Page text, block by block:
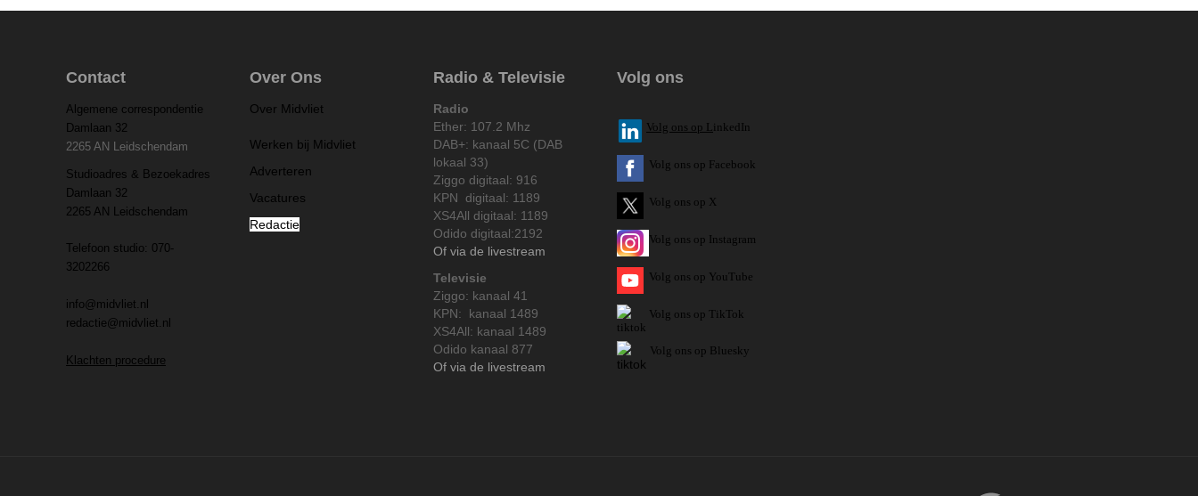
Contact
Algemene correspondentie
Damlaan 32
2265 AN Leidschendam
Studioadres & Bezoekadres
Damlaan 32
2265 AN Leidschendam
Telefoon studio: 070-
3202266
info@midvliet.nl
redactie@midvliet.nl
Klachten procedure
Over Ons
Over Midvliet
Werken bij Midvliet
Adverteren
Vacatures
Redactie
Radio & Televisie
Radio
Ether: 107.2 Mhz
DAB+: kanaal 5C (DAB
lokaal 33)
Ziggo digitaal: 916
KPN digitaal: 1189
XS4All digitaal: 1189
Odido digitaal:2192
Of via de livestream
Televisie
Ziggo: kanaal 41
KPN: kanaal 1489
XS4All: kanaal 1489
Odido kanaal 877
Of via de livestream
Volg ons
Volg ons op L inkedIn
Volg ons op Facebook
Volg ons op X
Volg ons op Instagram
Volg ons op YouTube
Volg ons op TikTok
Volg ons op Bluesky